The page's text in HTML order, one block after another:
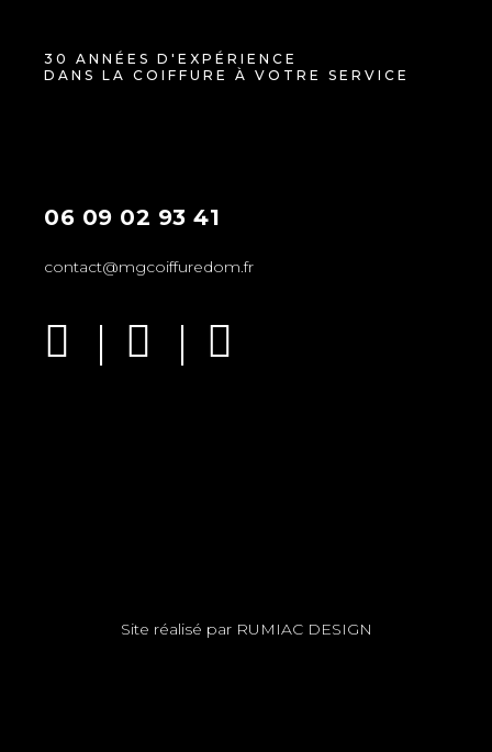
30 ANNÉES D'EXPÉRIENCE
DANS LA COIFFURE À VOTRE SERVICE
06 09 02 93 41
contact@mgcoiffuredom.fr
Site réalisé par RUMIAC DESIGN